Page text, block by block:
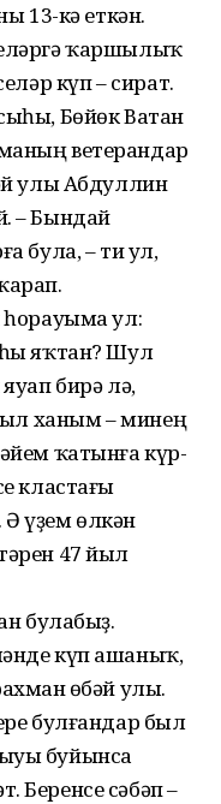
13-кә еткән.
ҡаршылыҡ
күп – сират.
Бөйөк Ватан
ветерандар
улы Абдуллин
– Бындай
була, – ти ул,
һорауыма ул:
яҡтан? Шул
бирә лә,
ханым – минең
ҡатынға күр­
клас­тағы
үҙем өлкән
47 йыл
булабыҙ.
күп ашаныҡ,
Ғөбәй улы.
булғандар был
буйынса
Беренсе сәбәп –